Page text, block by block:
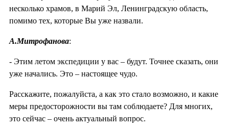
несколько храмов, в Марий Эл, Ленинградскую область,
помимо тех, которые Вы уже назвали.
А.Митрофанова:
- Этим летом экспедиции у вас – будут. Точнее сказать, они
уже начались. Это – настоящее чудо.
Расскажите, пожалуйста, а как это стало возможно, и какие
меры предосторожности вы там соблюдаете? Для многих,
это сейчас – очень актуальный вопрос.